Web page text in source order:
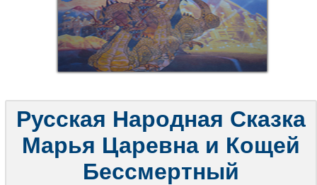
Русская Народная Сказка
Марья Царевна и Кощей
Бессмертный